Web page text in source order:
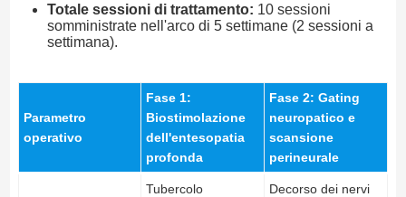
Totale sessioni di trattamento: 10 sessioni
somministrate nell'arco di 5 settimane (2 sessioni a
settimana).
Parametro
operativo
Fase 1:
Biostimolazione
dell'entesopatia
profonda
Fase 2: Gating
neuropatico e
scansione
perineurale
Tubercolo
Decorso dei nervi